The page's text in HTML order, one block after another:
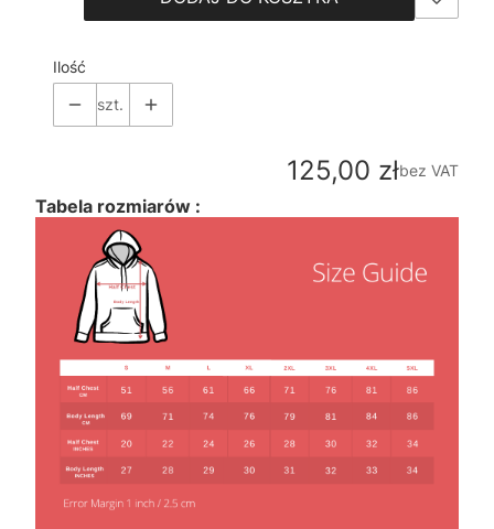
Ilość
szt.
Cena
125,00 złbez VAT
Tabela rozmiarów :